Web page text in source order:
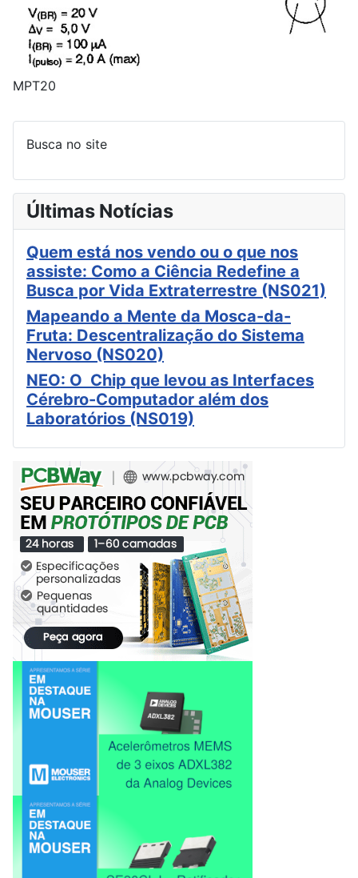
MPT20
Busca no site
Últimas Notícias
Quem está nos vendo ou o que nos
assiste: Como a Ciência Redefine a
Busca por Vida Extraterrestre (NS021)
Mapeando a Mente da Mosca-da-
Fruta: Descentralização do Sistema
Nervoso (NS020)
NEO: O Chip que levou as Interfaces
Cérebro-Computador além dos
Laboratórios (NS019)